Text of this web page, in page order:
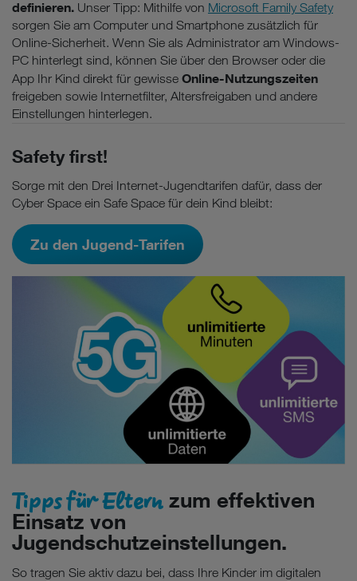
definieren. Unser Tipp: Mithilfe von Microsoft Family Safety
sorgen Sie am Computer und Smartphone zusätzlich für
Online-Sicherheit. Wenn Sie als Administrator am Windows-
PC hinterlegt sind, können Sie über den Browser oder die
App Ihr Kind direkt für gewisse Online-Nutzungszeiten
freigeben sowie Internetfilter, Altersfreigaben und andere
Einstellungen hinterlegen.
Safety first!
Sorge mit den Drei Internet-Jugendtarifen dafür, dass der
Cyber Space ein Safe Space für dein Kind bleibt:
Zu den Jugend-Tarifen
Tipps für Eltern zum effektiven
Einsatz von
Jugendschutzeinstellungen.
So tragen Sie aktiv dazu bei, dass Ihre Kinder im digitalen